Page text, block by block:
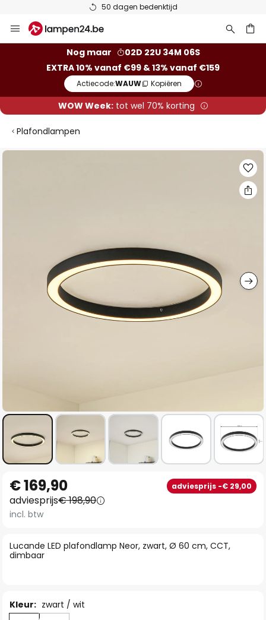
50 dagen bedenktijd
naar
Nog maar
02D 22U 34M 05S
EXTRA 10% vanaf €99 & 13% vanaf €159
Actiecode:WAUW Kopiëren
WOW Week:tot wel 70% korting
Plafondlampen
Ga
naar
het
begin
de
afbeeldingen-
Lucande LED plafondlamp Neor, zwart, Ø 60 cm, CCT,
dimbaar
€ 169,90 adviesprijs -€ 29,00
adviesprijs€ 198,90
incl. btw
Kleur: zwart / wit